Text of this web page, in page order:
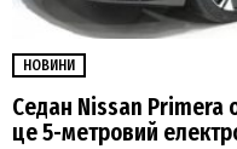
НОВИНИ
Седан Nissan Primera
це 5-метровий